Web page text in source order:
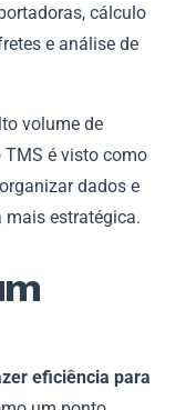
cálculo
e análise de
volume de
TMS é visto como
dados e
estratégica.
eficiência para